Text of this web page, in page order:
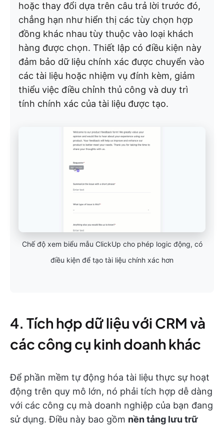
hoặc thay đổi dựa trên câu trả lời trước đó,
chẳng hạn như hiển thị các tùy chọn hợp
đồng khác nhau tùy thuộc vào loại khách
hàng được chọn. Thiết lập có điều kiện này
đảm bảo dữ liệu chính xác được chuyển vào
các tài liệu hoặc nhiệm vụ đính kèm, giảm
thiểu việc điều chỉnh thủ công và duy trì
tính chính xác của tài liệu được tạo.
Chế độ xem biểu mẫu ClickUp cho phép logic động, có
điều kiện để tạo tài liệu chính xác hơn
4. Tích hợp dữ liệu với CRM và
các công cụ kinh doanh khác
Để phần mềm tự động hóa tài liệu thực sự hoạt
động trên quy mô lớn, nó phải tích hợp dễ dàng
với các công cụ mà doanh nghiệp của bạn đang
sử dụng. Điều này bao gồm nền tảng lưu trữ